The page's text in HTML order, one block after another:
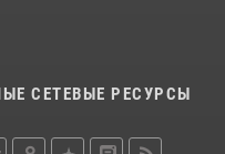
СЕТЕВЫЕ РЕСУРСЫ